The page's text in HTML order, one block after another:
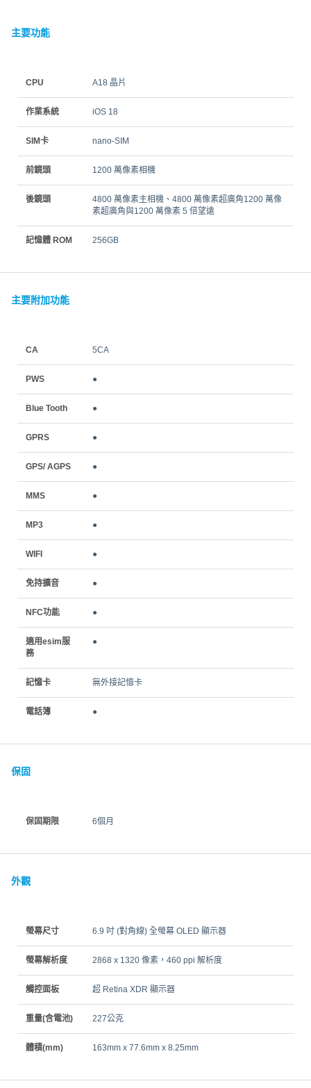
主要功能
CPU A18 晶片
作業系統 iOS 18
SIM卡 nano‑SIM
前鏡頭 1200 萬像素相機
後鏡頭
4800 萬像素主相機、4800 萬像素超廣角1200 萬像
素超廣角與1200 萬像素 5 倍望遠
記憶體 ROM 256GB
主要附加功能
CA 5CA
PWS ●
Blue Tooth ●
GPRS ●
GPS/ AGPS ●
MMS ●
MP3 ●
WIFI ●
免持擴音 ●
NFC功能 ●
適用esim服
務
●
記憶卡 無外接記憶卡
電話簿 ●
保固
保固期限 6個月
外觀
螢幕尺寸 6.9 吋 (對角線) 全螢幕 OLED 顯示器
螢幕解析度 2868 x 1320 像素，460 ppi 解析度
觸控面板 超 Retina XDR 顯示器
重量(含電池) 227公克
體積(mm) 163mm x 77.6mm x 8.25mm